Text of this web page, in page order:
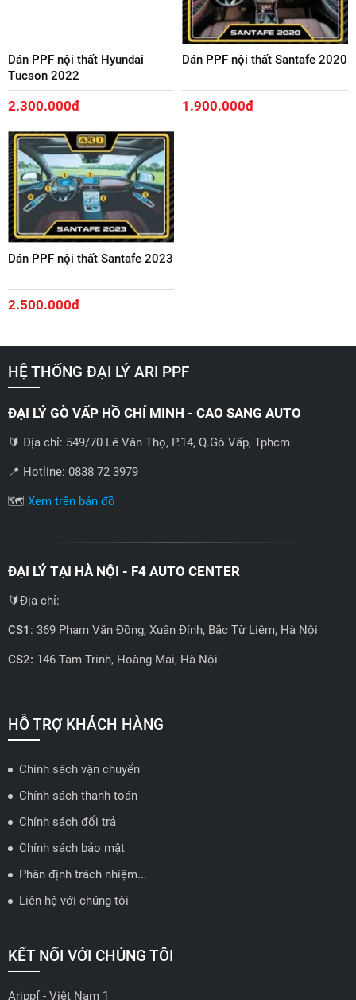
Dán PPF nội thất Hyundai
Tucson 2022
2.300.000đ
Dán PPF nội thất Santafe 2020
1.900.000đ
Dán PPF nội thất Santafe 2023
2.500.000đ
HỆ THỐNG ĐẠI LÝ ARI PPF
ĐẠI LÝ GÒ VẤP HỒ CHÍ MINH - CAO SANG AUTO
🔰 Địa chỉ: 549/70 Lê Văn Thọ, P.14, Q.Gò Vấp, Tphcm
📍 Hotline: 0838 72 3979
🗺️ Xem trên bản đồ
ĐẠI LÝ TẠI HÀ NỘI - F4 AUTO CENTER
🔰Địa chỉ:
CS1 : 369 Phạm Văn Đồng, Xuân Đỉnh, Bắc Từ Liêm, Hà Nội
CS2: 146 Tam Trinh, Hoàng Mai, Hà Nội
🗺️Xem trên bản đồ
ĐẠI LÝ QUẬN 2 HCM - HẢI TRIỀU AUTO
🔰 Địa chỉ: 78-80 Vũ Tông Phan, P.An Phú, TP Thủ Đức, TP HCM
📍 Hotline: 0938584113
🗺️Xem trên bản đồ
ĐẠI LÝ THỦ ĐỨC - TB AUTO
🔰 Địa chỉ: 482 Đ. Lê Văn Việt, Tăng Nhơn Phú A, Thủ Đức,
Thành phố Hồ Chí Minh
HỖ TRỢ KHÁCH HÀNG
Chính sách vận chuyển
Chính sách thanh toán
Chính sách đổi trả
Chính sách bảo mật
Phân định trách nhiệm...
Liên hệ với chúng tôi
KẾT NỐI VỚI CHÚNG TÔI
Arippf - Việt Nam 1